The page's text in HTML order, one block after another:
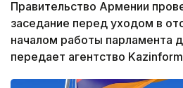
Правительство Армении
заседание перед уходом в
началом работы парламента
передает агентство